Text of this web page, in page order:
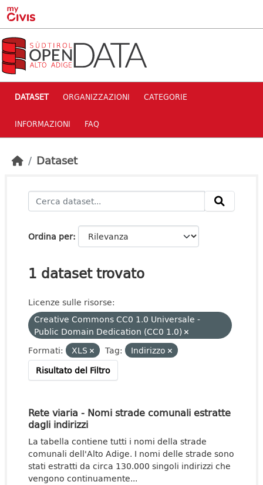
Skip to main content
DATASET ORGANIZZAZIONI CATEGORIE
INFORMAZIONI FAQ
Dataset
Ordina per
1 dataset trovato
Licenze sulle risorse:
Creative Commons CC0 1.0 Universale -
Public Domain Dedication (CC0 1.0)
Formati:
XLS Tag:
Indirizzo
Risultato del Filtro
Rete viaria - Nomi strade comunali estratte
dagli indirizzi
La tabella contiene tutti i nomi della strade
comunali dell'Alto Adige. I nomi delle strade sono
stati estratti da circa 130.000 singoli indirizzi che
vengono continuamente...